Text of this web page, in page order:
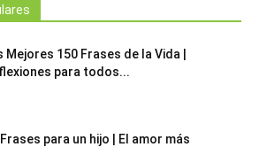
Mejores 150 Frases de la Vida |
para todos...
para un hijo | El amor más